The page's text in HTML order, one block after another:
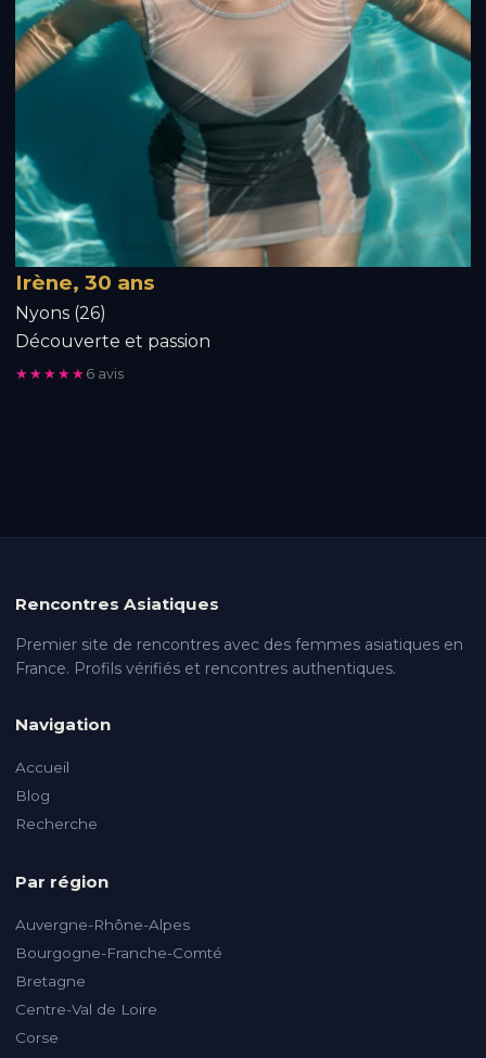
Irène, 30 ans
Nyons (26)
Découverte et passion
★★★★★ 6 avis
Rencontres Asiatiques
Premier site de rencontres avec des femmes asiatiques en
France. Profils vérifiés et rencontres authentiques.
Navigation
Accueil
Blog
Recherche
Par région
Auvergne-Rhône-Alpes
Bourgogne-Franche-Comté
Bretagne
Centre-Val de Loire
Corse